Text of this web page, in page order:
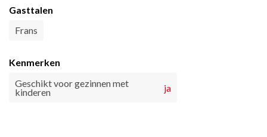
Gasttalen
Frans
Kenmerken
Geschikt voor gezinnen met
kinderen ja